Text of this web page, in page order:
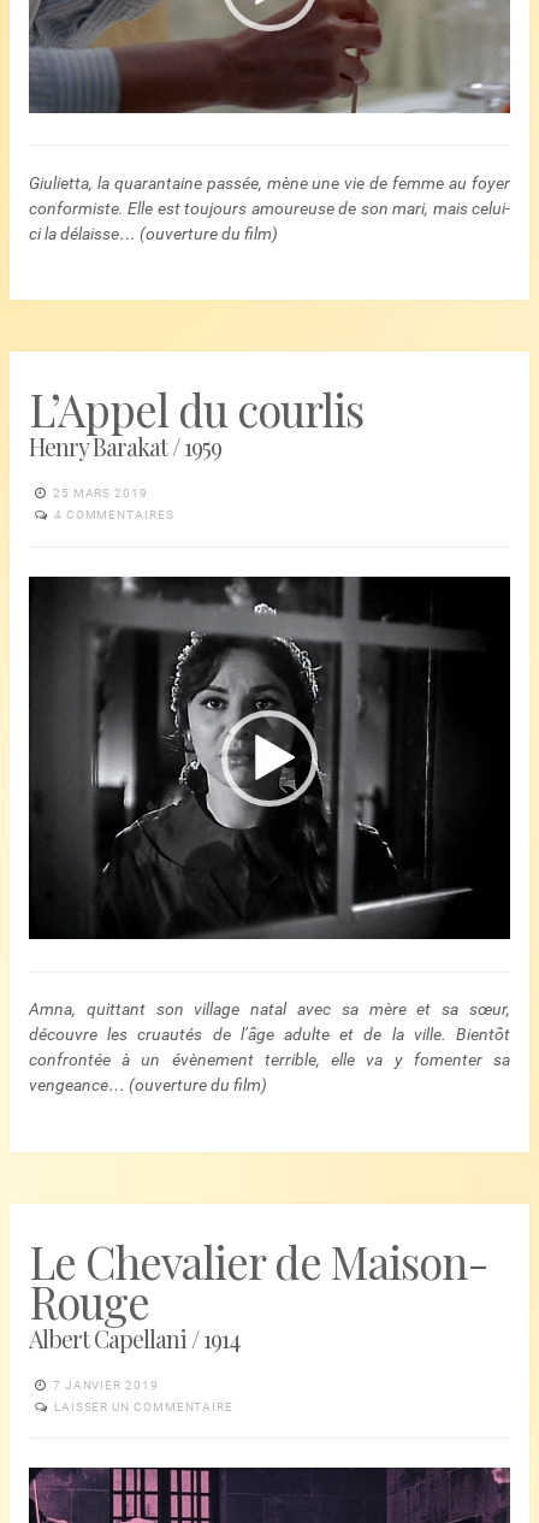
Giulietta, la quarantaine passée, mène une vie de femme au foyer
conformiste. Elle est toujours amoureuse de son mari, mais celui-
ci la délaisse… (ouverture du film)
L’Appel du courlis
Henry Barakat / 1959
25 MARS 2019
4 COMMENTAIRES
Amna, quittant son village natal avec sa mère et sa sœur,
découvre les cruautés de l’âge adulte et de la ville. Bientôt
confrontée à un évènement terrible, elle va y fomenter sa
vengeance… (ouverture du film)
Le Chevalier de Maison-
Rouge
Albert Capellani / 1914
7 JANVIER 2019
LAISSER UN COMMENTAIRE
Lecteur
vidéo